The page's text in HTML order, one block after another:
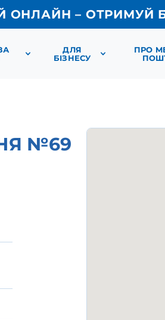
ОНЛАЙН – ОТРИМУЙ
ДЛЯ
БІЗНЕСУ
ПРО
№69